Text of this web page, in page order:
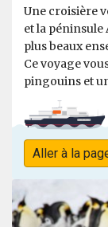
Une croisière
et la péninsule
plus beaux
Ce voyage
pingouins et
Aller à la